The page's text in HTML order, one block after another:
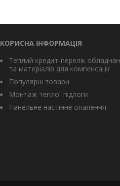
КОРИСНА ІНФОРМАЦІЯ
Теплий кредит-перелік
та матеріалів для компенсації
Популярні товари
Монтаж теплої підлоги
Панельне настінне опалення